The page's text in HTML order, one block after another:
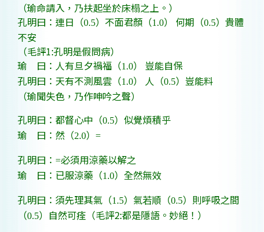
（瑜命請入，乃扶起坐於床榻之上。）
孔明曰：連日（0.5）不面君顏（1.0） 何期（0.5）貴體
不安
（毛評1:孔明是假問病）
瑜 曰：人有旦夕禍福（1.0）
豈能自保
孔明曰：天有不測風雲（1.0） 人（0.5）豈能料
（瑜聞失色，乃作呻吟之聲）
孔明曰：都督心中（0.5）似覺煩積乎
瑜 曰：然（2.0） =
孔明曰： =必須用涼藥以解之
瑜 曰：已服涼藥（1.0）全然無效
孔明曰：須先理其氣（1.5）氣若順（0.5）則呼吸之間
（0.5）自然可痊 （毛評2:都是隱語。妙絕！）